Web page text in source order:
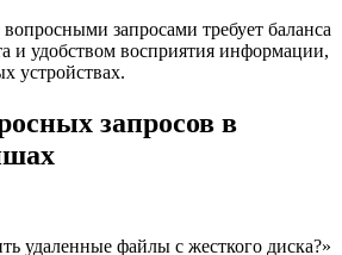
запросами требует баланса
и удобством восприятия информации,
устройствах.
запросов в
удаленные файлы с жесткого диска?»